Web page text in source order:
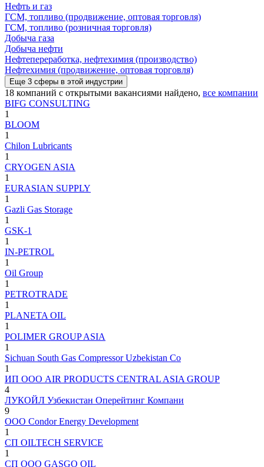
Нефть и газ
ГСМ, топливо (продвижение, оптовая торговля)
ГСМ, топливо (розничная торговля)
Добыча газа
Добыча нефти
Нефтепереработка, нефтехимия (производство)
Нефтехимия (продвижение, оптовая торговля)
Еще 3 сферы в этой индустрии
18 компаний с открытыми вакансиями найдено, все компании
BIFG CONSULTING
1
BLOOM
1
Chilon Lubricants
1
CRYOGEN ASIA
1
EURASIAN SUPPLY
1
Gazli Gas Storage
1
GSK-1
1
IN-PETROL
1
Oil Group
1
PETROTRADE
1
PLANETA OIL
1
POLIMER GROUP ASIA
1
Sichuan South Gas Compressor Uzbekistan Co
1
ИП ООО AIR PRODUCTS CENTRAL ASIA GROUP
4
ЛУКОЙЛ Узбекистан Оперейтинг Компани
9
ООО Condor Energy Development
1
СП OILTECH SERVICE
1
СП ООО GASGO OIL